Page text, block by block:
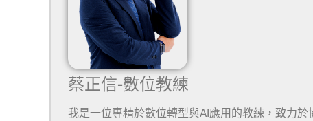
蔡正信-數位教練
我是一位專精於數位轉型與AI應用的教練，致力